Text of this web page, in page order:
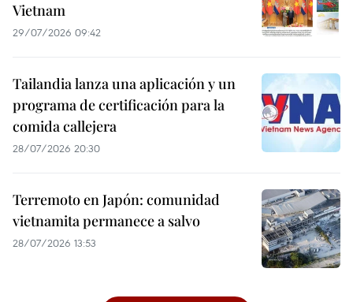
Vietnam
29/07/2026 09:42
Tailandia lanza una aplicación y un
programa de certificación para la
comida callejera
28/07/2026 20:30
Terremoto en Japón: comunidad
vietnamita permanece a salvo
28/07/2026 13:53